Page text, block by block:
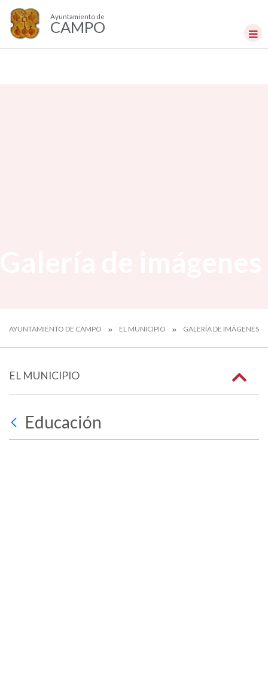
Ayuntamiento de
CAMPO
AYUNTAMIENTO DE CAMPO EL MUNICIPIO GALERÍA DE IMÁGENES
EL MUNICIPIO
Educación